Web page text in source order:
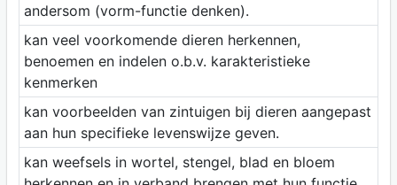
andersom (vorm-functie denken).
kan veel voorkomende dieren herkennen,
benoemen en indelen o.b.v. karakteristieke
kenmerken
kan voorbeelden van zintuigen bij dieren aangepast
aan hun specifieke levenswijze geven.
kan weefsels in wortel, stengel, blad en bloem